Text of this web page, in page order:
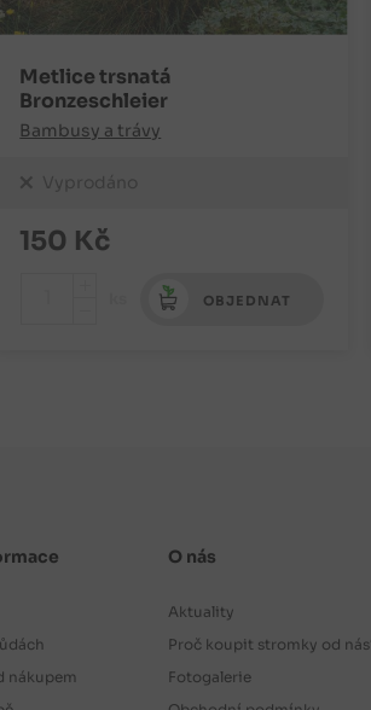
Metlice trsnatá
Bronzeschleier
Bambusy a trávy
Vyprodáno
150 Kč
OBJEDNAT
nákupem
O nás
Aktuality
Proč koupit stromky od
Fotogalerie